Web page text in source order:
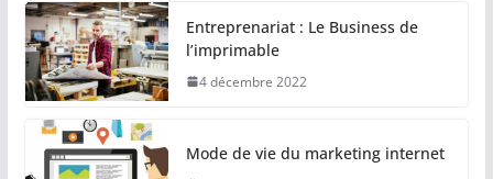
Entreprenariat : Le Business de
l’imprimable
4 décembre 2022
Mode de vie du marketing internet